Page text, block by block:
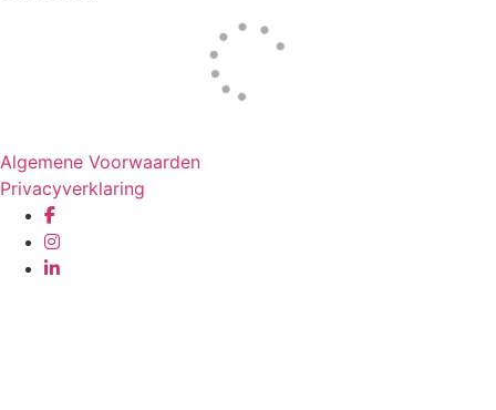
Algemene Voorwaarden
Privacyverklaring